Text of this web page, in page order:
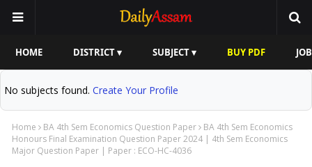
HOME DISTRICT ▾ SUBJECT ▾ BUY PDF
No subjects found. Create Your Profile
Home BA 4th Sem Economics Question Paper
BA 4th Sem Economics
Honours Final Examination Question Paper 2024 | 4th Sem Economics
Major Question Paper | Paper : ECO-HC-4036